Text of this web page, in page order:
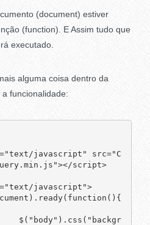
(document) estiver
(function). E Assim tudo que
executado.
alguma coisa dentro da
funcionalidade:
jquery.min.js"></script>